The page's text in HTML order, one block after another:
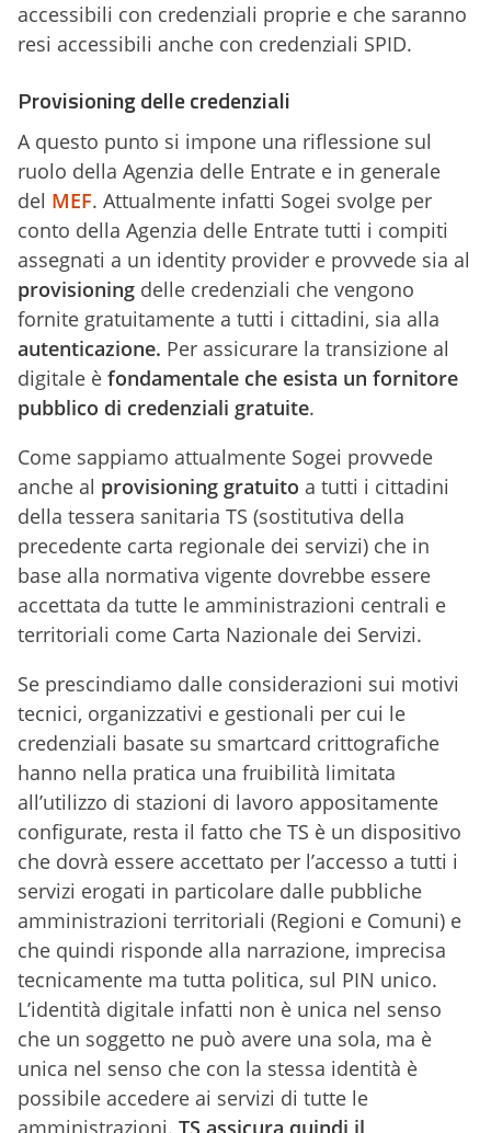
accessibili con credenziali proprie e che saranno
resi accessibili anche con credenziali SPID.
Provisioning delle credenziali
A questo punto si impone una riflessione sul
ruolo della Agenzia delle Entrate e in generale
del MEF. Attualmente infatti Sogei svolge per
conto della Agenzia delle Entrate tutti i compiti
assegnati a un identity provider e provvede sia al
provisioning delle credenziali che vengono
fornite gratuitamente a tutti i cittadini, sia alla
autenticazione. Per assicurare la transizione al
digitale è fondamentale che esista un fornitore
pubblico di credenziali gratuite.
Come sappiamo attualmente Sogei provvede
anche al provisioning gratuito a tutti i cittadini
della tessera sanitaria TS (sostitutiva della
precedente carta regionale dei servizi) che in
base alla normativa vigente dovrebbe essere
accettata da tutte le amministrazioni centrali e
territoriali come Carta Nazionale dei Servizi.
Se prescindiamo dalle considerazioni sui motivi
tecnici, organizzativi e gestionali per cui le
credenziali basate su smartcard crittografiche
hanno nella pratica una fruibilità limitata
all’utilizzo di stazioni di lavoro appositamente
configurate, resta il fatto che TS è un dispositivo
che dovrà essere accettato per l’accesso a tutti i
servizi erogati in particolare dalle pubbliche
amministrazioni territoriali (Regioni e Comuni) e
che quindi risponde alla narrazione, imprecisa
tecnicamente ma tutta politica, sul PIN unico.
L’identità digitale infatti non è unica nel senso
che un soggetto ne può avere una sola, ma è
unica nel senso che con la stessa identità è
possibile accedere ai servizi di tutte le
amministrazioni. TS assicura quindi il